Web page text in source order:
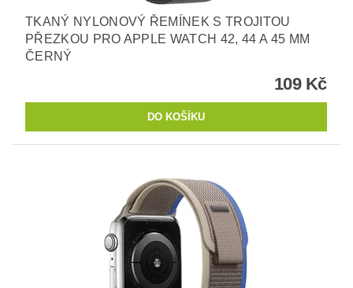
TKANÝ NYLONOVÝ ŘEMÍNEK S TROJITOU
PŘEZKOU PRO APPLE WATCH 42, 44 A 45 MM
ČERNÝ
109 Kč